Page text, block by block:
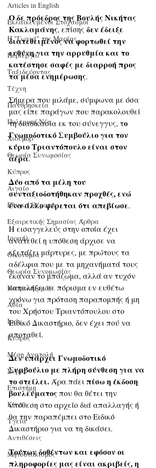
Articles in English
Εκλαϊκευμένοι Στοχασμοί
Η "Γωνιά" της Μαρίας
Περίεργα
Ταξιδεύοντας
Τέχνη
Πανθρησκεία
Πολεμικά Νέα
Χιούμορ
Θεωρία Συνωμοσίας
Κύπρος
Αιγαίο
Εθνικά Θέματα
Εξαιρετικής Σημασίας Άρθρα
Ισραήλ
Οικονομία
Θεωρία Συνομωσίας
Πατριωτισμός
Ασία
Ιράν
Κύπρος
Μέση Ανατολή
Σύρια
Επιστήμη
Kίνα
Υγεία
Aντιθέσεις
Μητσοτακισμός
Ο δε πρόεδρος της Βουλής Νικήτας
Κακλαμάνης, επίσης δεν έδειξε
διατεθειμένος να φορτωθεί την
ευθύνη για την αρρυθμία και το
κατέστησε σαφές με διαρροή προς
τα μέσα ενημέρωσης.
Σήμερα που μιλάμε, σύμφωνα με όσα
μας είπε παράγων που παρακολουθεί
τη διαδικασία εκ του σύνεγγυς, το
Γνωμοδοτικό Συμβούλιο για τον
κύριο Τριαντόπουλο είναι στον
αέρα.
Δύο από τα μέλη του
συνταξιοδοτήθηκαν προχθές, ενώ
ένα άλλο φέρεται ότι απεβίωσε.
Η εισαγγελεύς στην οποία έχει
ανατεθεί η υπόθεση άρχισε να
εξετάζει μάρτυρες, με πρώτους τα
αδέλφια που με τα μηχανήματά τους
έκαναν το μπάζωμα, αλλά αν τυχόν
καταλήξει σε πόρισμα εν ευθέτω
χρόνω για πρόταση παραπομπής ή μη
του Χρήστου Τριαντόπουλου στο
Ειδικό Δικαστήριο, δεν έχει πού να
αποταθεί.
Δεν υπάρχει Γνωμοδοτικό
Συμβούλιο με πλήρη σύνθεση για να
το στείλει. Άρα πάει πίσω η έκδοση
βουλεύματος που θα θέτει την
υπόθεση στο αρχείο διά απαλλαγής ή
θα την παραπέμπει στο Ειδικό
Δικαστήριο για να τη δικάσει.
Τούτων δοθέντων και εφόσον οι
πληροφορίες μας είναι ακριβείς, η